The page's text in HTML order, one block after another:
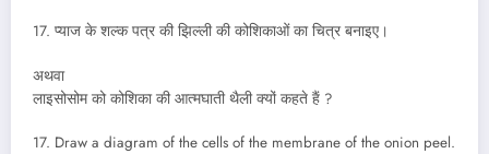
17. प्याज के शल्क पत्र की झिल्ली की कोशिकाओं का चित्र बनाइए।
अथवा
लाइसोसोम को कोशिका की आत्मघाती थैली क्यों कहते हैं ?
17. Draw a diagram of the cells of the membrane of the onion peel.